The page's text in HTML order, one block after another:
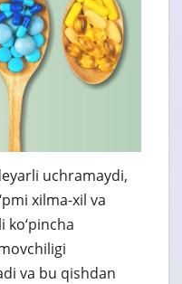
uchramaydi,
xilma-xil va
ko‘pincha
va bu qishdan